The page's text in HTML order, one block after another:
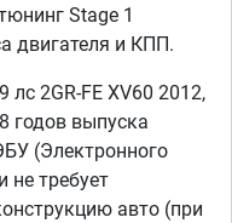
Stage 1
двигателя и КПП.
2GR-FE XV60 2012,
годов выпуска
(Электронного
не требует
авто (при